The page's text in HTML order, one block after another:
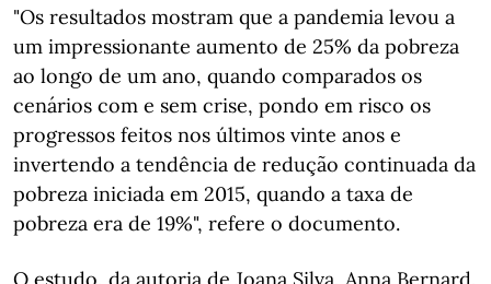
"Os resultados mostram que a pandemia levou a
um impressionante aumento de 25% da pobreza
ao longo de um ano, quando comparados os
cenários com e sem crise, pondo em risco os
progressos feitos nos últimos vinte anos e
invertendo a tendência de redução continuada da
pobreza iniciada em 2015, quando a taxa de
pobreza era de 19%", refere o documento.